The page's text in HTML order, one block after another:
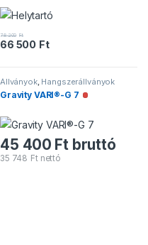
78 200 Ft
66 500 Ft
Állványok, Hangszerállványok
Gravity VARI®-G 7 Nincs
45 400 Ft bruttó
35 748 Ftnettó